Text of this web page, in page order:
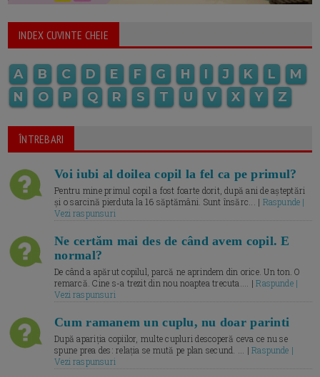
INDEX CUVINTE CHEIE
A B C D E F G H I J K L
M
N
O P Q R S T U V X Y Z
ÎNTREBARI
Voi iubi al doilea copil la fel ca pe primul?
Pentru mine primul copil a fost foarte dorit, după ani de așteptări
și o sarcină pierduta la 16 săptămâni. Sunt însărc... | Raspunde |
Vezi raspunsuri
Ne certăm mai des de când avem copil. E
normal?
De când a apărut copilul, parcă ne aprindem din orice. Un ton. O
remarcă. Cine s-a trezit din nou noaptea trecuta.... |Raspunde |
Vezi raspunsuri
Cum ramanem un cuplu, nu doar parinti
După apariția copiilor, multe cupluri descoperă ceva ce nu se
spune prea des: relația se mută pe plan secund. ... |Raspunde |
Vezi raspunsuri